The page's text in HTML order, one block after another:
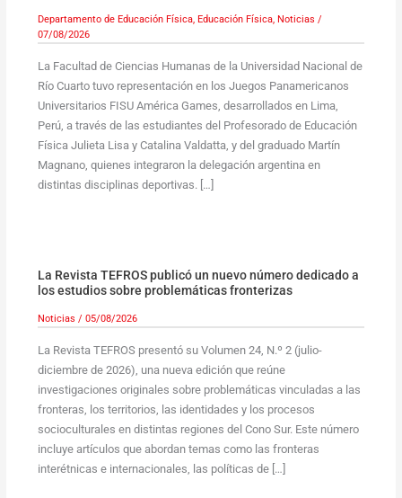
Departamento de Educación Física, Educación Física, Noticias /
07/08/2026
La Facultad de Ciencias Humanas de la Universidad Nacional de
Río Cuarto tuvo representación en los Juegos Panamericanos
Universitarios FISU América Games, desarrollados en Lima,
Perú, a través de las estudiantes del Profesorado de Educación
Física Julieta Lisa y Catalina Valdatta, y del graduado Martín
Magnano, quienes integraron la delegación argentina en
distintas disciplinas deportivas. […]
La Revista TEFROS publicó un nuevo número dedicado a
los estudios sobre problemáticas fronterizas
Noticias / 05/08/2026
La Revista TEFROS presentó su Volumen 24, N.º 2 (julio-
diciembre de 2026), una nueva edición que reúne
investigaciones originales sobre problemáticas vinculadas a las
fronteras, los territorios, las identidades y los procesos
socioculturales en distintas regiones del Cono Sur. Este número
incluye artículos que abordan temas como las fronteras
interétnicas e internacionales, las políticas de […]